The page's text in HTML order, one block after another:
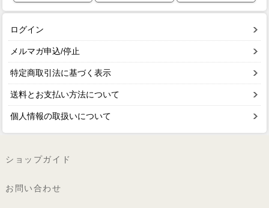
ログイン
メルマガ申込/停止
特定商取引法に基づく表示
送料とお支払い方法について
個人情報の取扱いについて
ショップガイド
お問い合わせ